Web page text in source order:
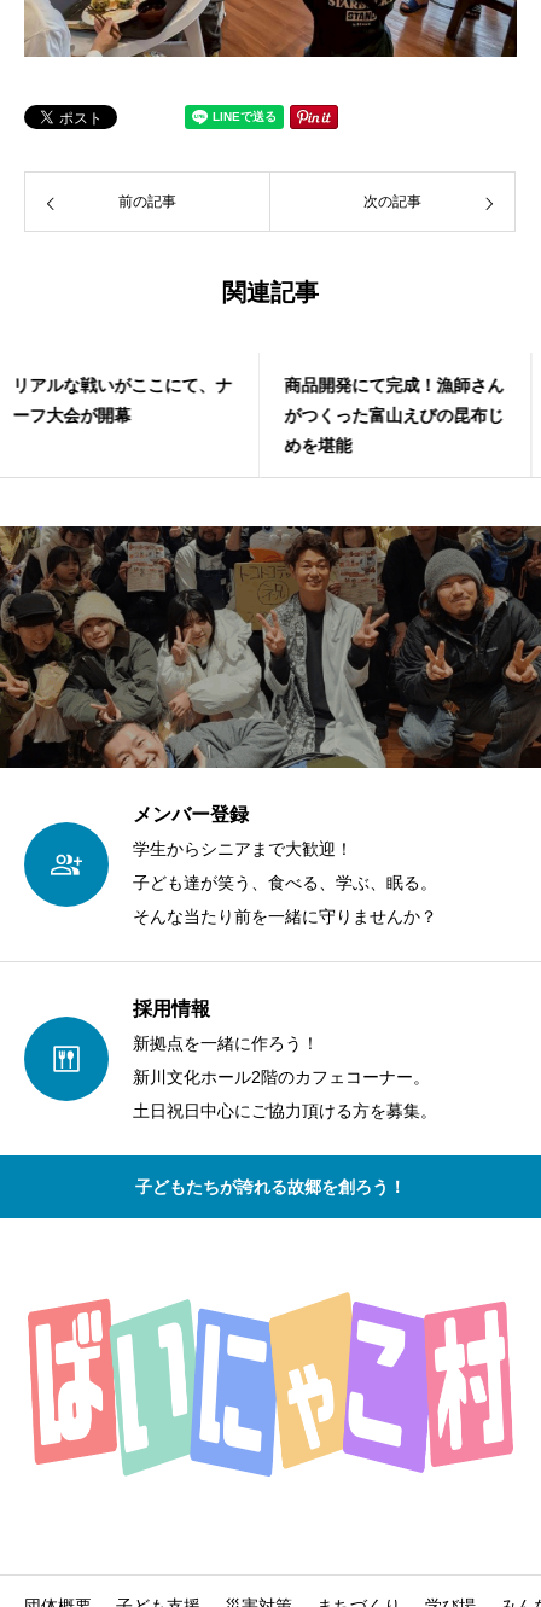
前の記事 次の記事
関連記事
商品開発にて完成！漁師さん
がつくった富山えびの昆布じ
デジカフェよぶマイカー講座
メンバー登録
学生からシニアまで大歓迎！
子ども達が笑う、食べる、学ぶ、眠る。
そんな当たり前を一緒に守りませんか？
採用情報
新拠点を一緒に作ろう！
新川文化ホール2階のカフェコーナー。
土日祝日中心にご協力頂ける方を募集。
子どもたちが誇れる故郷を創ろう！